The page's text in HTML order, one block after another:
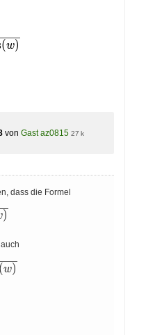
=
(w)
von Gast az0815 27 k
dass die Formel
)
(w)